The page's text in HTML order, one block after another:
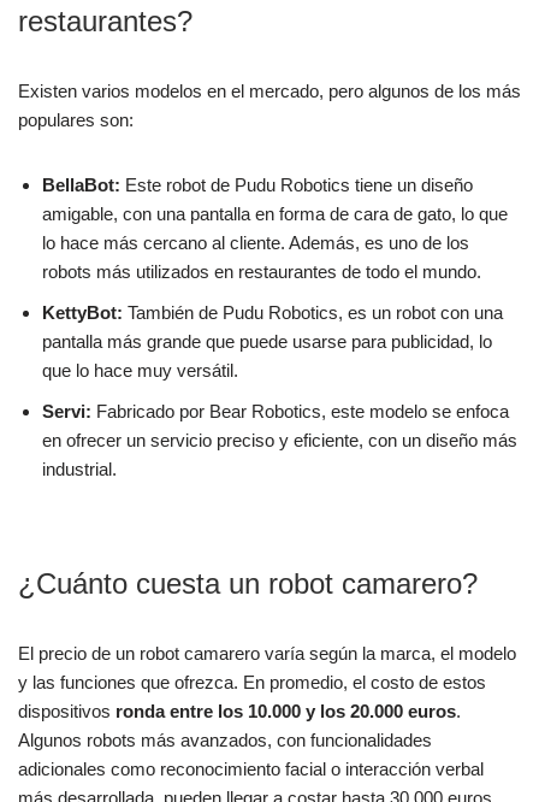
restaurantes?
Existen varios modelos en el mercado, pero algunos de los más
populares son:
BellaBot: Este robot de Pudu Robotics tiene un diseño
amigable, con una pantalla en forma de cara de gato, lo que
lo hace más cercano al cliente. Además, es uno de los
robots más utilizados en restaurantes de todo el mundo.
KettyBot: También de Pudu Robotics, es un robot con una
pantalla más grande que puede usarse para publicidad, lo
que lo hace muy versátil.
Servi: Fabricado por Bear Robotics, este modelo se enfoca
en ofrecer un servicio preciso y eficiente, con un diseño más
industrial.
¿Cuánto cuesta un robot camarero?
El precio de un robot camarero varía según la marca, el modelo
y las funciones que ofrezca. En promedio, el costo de estos
dispositivos ronda entre los 10.000 y los 20.000 euros.
Algunos robots más avanzados, con funcionalidades
adicionales como reconocimiento facial o interacción verbal